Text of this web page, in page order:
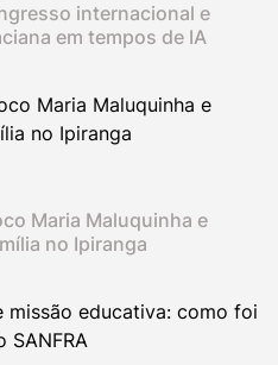
internacional e
em tempos de IA
Maria Maluquinha e
no Ipiranga